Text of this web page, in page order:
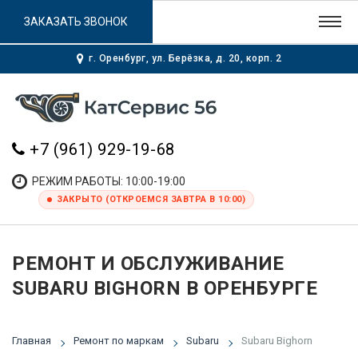
г. Оренбург, ул. Берёзка, д. 20, корп. 2
+7 (961) 929-19-68
РЕЖИМ РАБОТЫ: 10:00-19:00
ЗАКРЫТО (ОТКРОЕМСЯ ЗАВТРА В 10:00)
ЗАКАЗАТЬ ЗВОНОК
РЕМОНТ И ОБСЛУЖИВАНИЕ
SUBARU BIGHORN В ОРЕНБУРГЕ
Главная Ремонт по маркам Subaru Subaru Bighorn